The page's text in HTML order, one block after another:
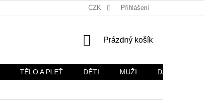
OCHRANA OSOBNÍCH ÚDAJŮ
CZK Přihlášení
NÁKUPNÍ
Prázdný košík
TĚLO A PLEŤ DĚTI MUŽI DÁRKOVÉ